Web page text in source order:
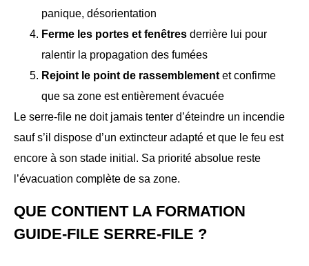
panique, désorientation
Ferme les portes et fenêtres derrière lui pour
ralentir la propagation des fumées
Rejoint le point de rassemblement et confirme
que sa zone est entièrement évacuée
Le serre-file ne doit jamais tenter d’éteindre un incendie
sauf s’il dispose d’un extincteur adapté et que le feu est
encore à son stade initial. Sa priorité absolue reste
l’évacuation complète de sa zone.
QUE CONTIENT LA FORMATION
GUIDE-FILE SERRE-FILE ?